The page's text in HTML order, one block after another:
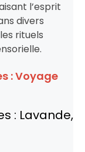
l’esprit
divers
rituels
: Voyage
: Lavande,